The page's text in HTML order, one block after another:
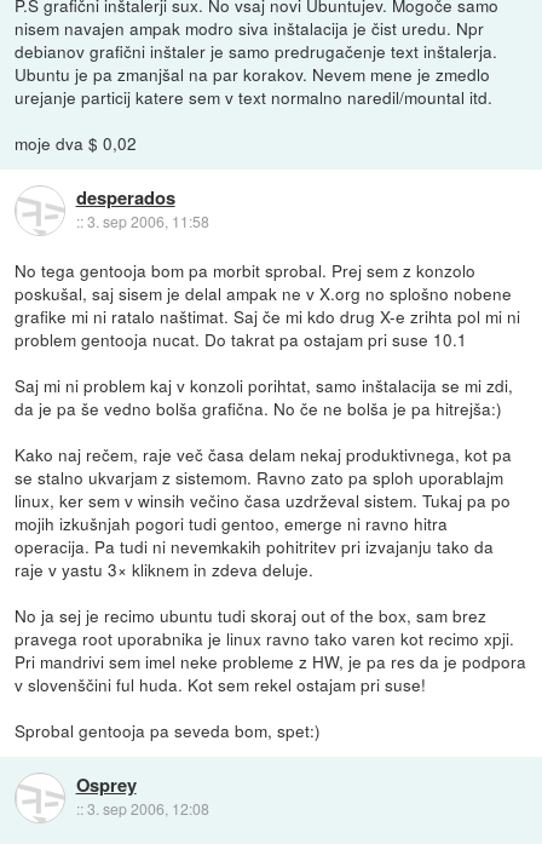
nisem navajen ampak modro siva inštalacija je čist uredu. Npr
debianov grafični inštaler je samo predrugačenje text inštalerja.
Ubuntu je pa zmanjšal na par korakov. Nevem mene je zmedlo
urejanje particij katere sem v text normalno naredil/mountal itd.
moje dva $ 0,02
desperados
::3. sep 2006, 11:58
No tega gentooja bom pa morbit sprobal. Prej sem z konzolo
poskušal, saj sisem je delal ampak ne v X.org no splošno nobene
grafike mi ni ratalo naštimat. Saj če mi kdo drug X-e zrihta pol mi ni
problem gentooja nucat. Do takrat pa ostajam pri suse 10.1
Saj mi ni problem kaj v konzoli porihtat, samo inštalacija se mi zdi,
da je pa še vedno bolša grafična. No če ne bolša je pa hitrejša:)
Kako naj rečem, raje več časa delam nekaj produktivnega, kot pa
se stalno ukvarjam z sistemom. Ravno zato pa sploh uporablajm
linux, ker sem v winsih večino časa uzdrževal sistem. Tukaj pa po
mojih izkušnjah pogori tudi gentoo, emerge ni ravno hitra
operacija. Pa tudi ni nevemkakih pohitritev pri izvajanju tako da
raje v yastu 3× kliknem in zdeva deluje.
No ja sej je recimo ubuntu tudi skoraj out of the box, sam brez
pravega root uporabnika je linux ravno tako varen kot recimo xpji.
Pri mandrivi sem imel neke probleme z HW, je pa res da je podpora
v slovenščini ful huda. Kot sem rekel ostajam pri suse!
Sprobal gentooja pa seveda bom, spet:)
Osprey
::3. sep 2006, 12:08